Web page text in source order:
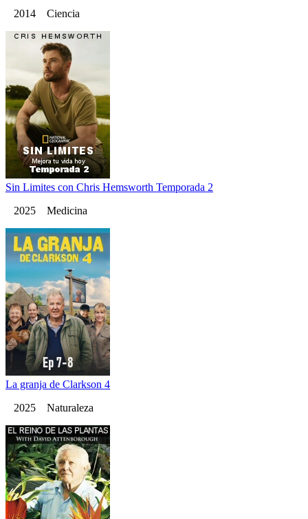
2014 Ciencia
Sin Limites con Chris Hemsworth Temporada 2
2025 Medicina
La granja de Clarkson 4
2025 Naturaleza